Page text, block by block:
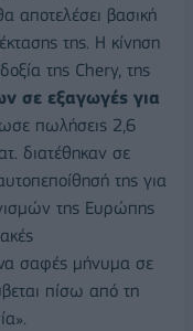
αποτελέσει βασική
της. Η κίνηση
της Chery, της
σε εξαγωγές για
πωλήσεις 2,6
διατέθηκαν σε
της για
της Ευρώπης
σαφές μήνυμα σε
πίσω από τη